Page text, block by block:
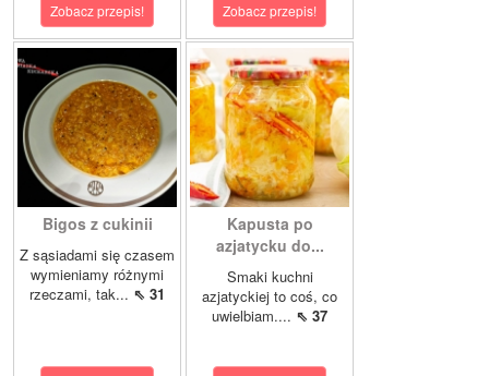
Zobacz przepis! Zobacz przepis!
Bigos z cukinii
Z sąsiadami się czasem
wymieniamy różnymi
rzeczami, tak... ⇖ 31
Kapusta po
azjatycku do...
Smaki kuchni
azjatyckiej to coś, co
uwielbiam.... ⇖ 37